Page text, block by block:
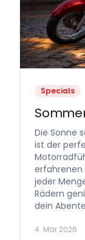
Specials
Die Sonne
ist der
erfahrenen
jeder
Rädern
dein
4. Mär 2026